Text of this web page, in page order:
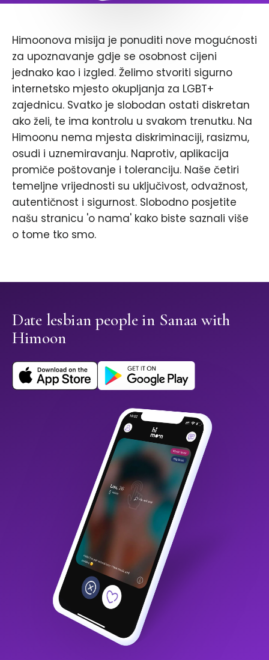
Himoonova misija je ponuditi nove mogućnosti
za upoznavanje gdje se osobnost cijeni
jednako kao i izgled. Želimo stvoriti sigurno
internetsko mjesto okupljanja za LGBT+
zajednicu. Svatko je slobodan ostati diskretan
ako želi, te ima kontrolu u svakom trenutku. Na
Himoonu nema mjesta diskriminaciji, rasizmu,
osudi i uznemiravanju. Naprotiv, aplikacija
promiče poštovanje i toleranciju. Naše četiri
temeljne vrijednosti su uključivost, odvažnost,
autentičnost i sigurnost. Slobodno posjetite
našu stranicu 'o nama' kako biste saznali više
o tome tko smo.
Date lesbian people in Sanaa with
Himoon